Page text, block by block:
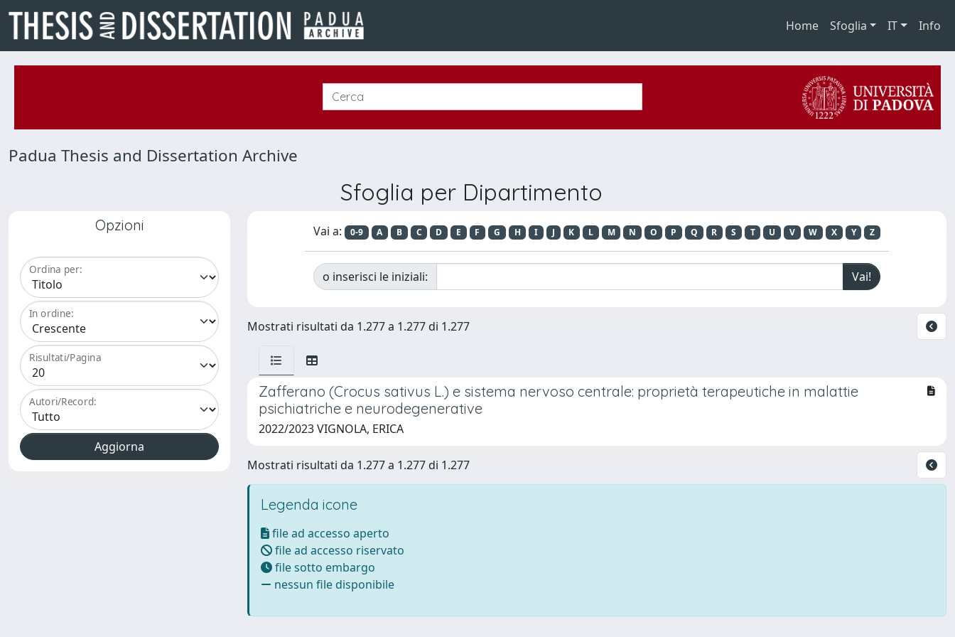
Home Sfoglia IT Info
Padua Thesis and Dissertation Archive
Sfoglia per Dipartimento
Opzioni
Ordina per:
In ordine:
Risultati/Pagina
Autori/Record:
Vai a: 0-9 A B C D E F G H I J K L M N O P Q R S T U V W X Y Z
o inserisci le iniziali:
Mostrati risultati da 1.277 a 1.277 di 1.277
Zafferano (Crocus sativus L.) e sistema nervoso centrale: proprietà terapeutiche in malattie
psichiatriche e neurodegenerative
2022/2023 VIGNOLA, ERICA
Mostrati risultati da 1.277 a 1.277 di 1.277
Legenda icone
file ad accesso aperto
file ad accesso riservato
file sotto embargo
nessun file disponibile